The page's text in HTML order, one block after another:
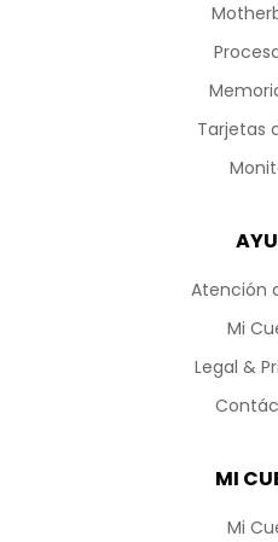
Tarjetas
Atención
Mi
Legal &
MI
Mi